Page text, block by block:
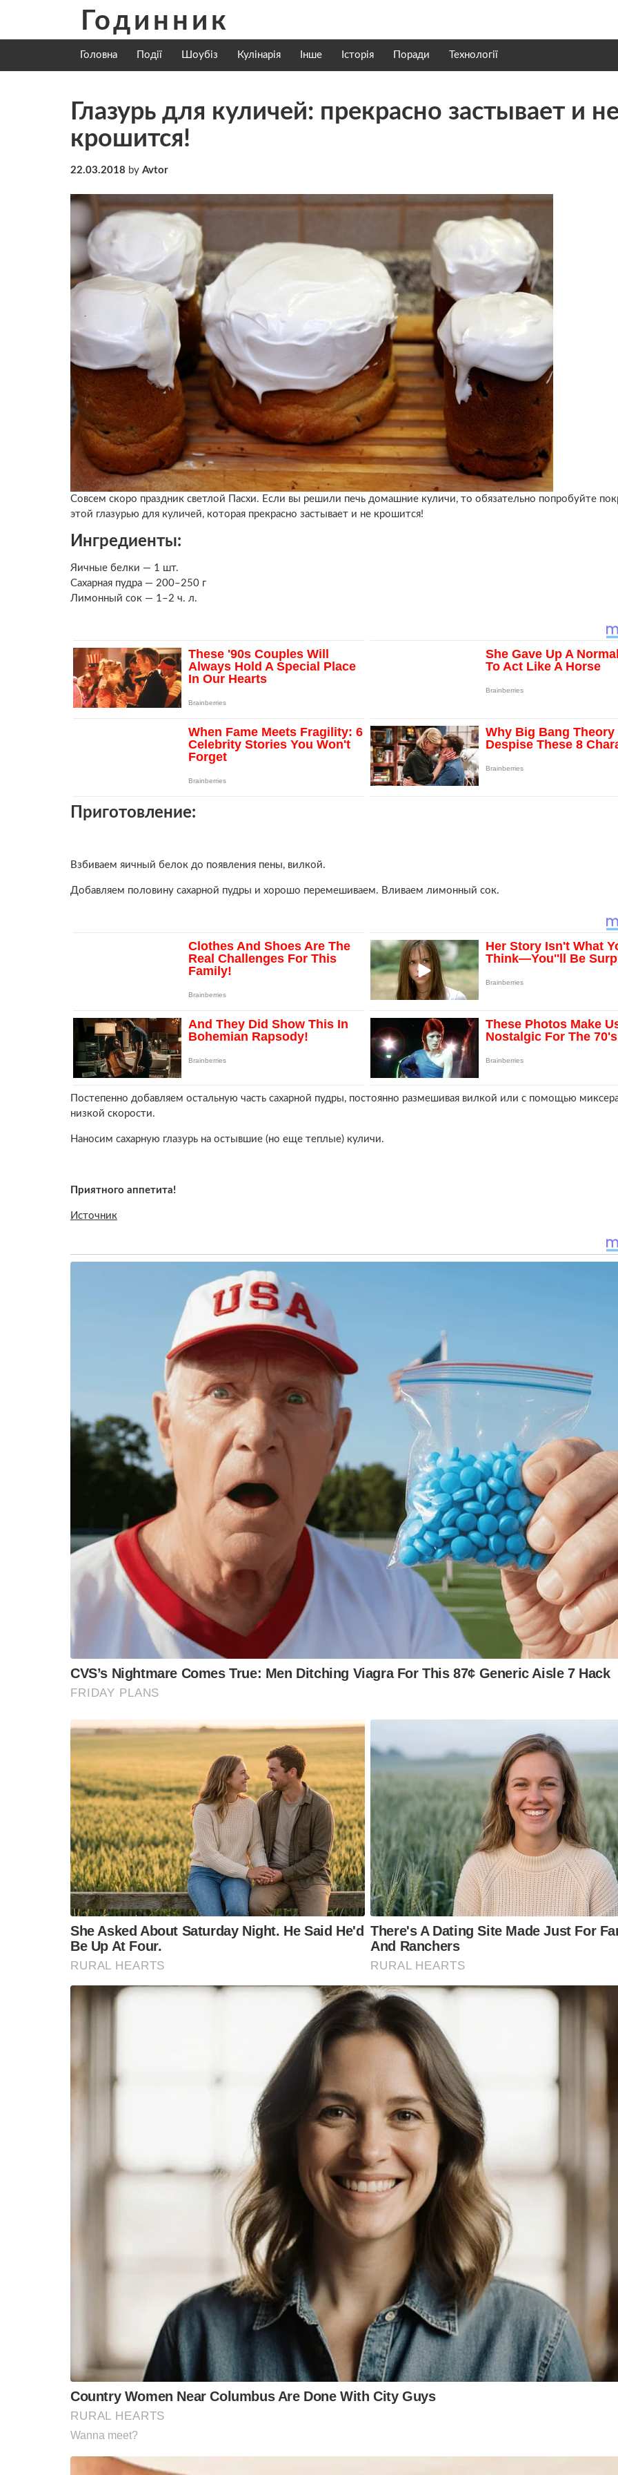
content
Годинник
Головна Події Шоубіз Кулінарія Інше Історія Поради Технології
Глазурь для куличей: прекрасно застывает и
крошится!
22.03.2018 by Avtor
Совсем скоро праздник светлой Пасхи. Если вы решили печь домашние куличи, то обязательно попробуйте
этой глазурью для куличей, которая прекрасно застывает и не крошится!
Ингредиенты:
Яичные белки — 1 шт.
Сахарная пудра — 200–250 г
Лимонный сок — 1–2 ч. л.
Приготовление:
Взбиваем яичный белок до появления пены, вилкой.
Добавляем половину сахарной пудры и хорошо перемешиваем. Вливаем лимонный сок.
Постепенно добавляем остальную часть сахарной пудры, постоянно размешивая вилкой или с помощью
низкой скорости.
Наносим сахарную глазурь на остывшие (но еще теплые) куличи.
Приятного аппетита!
Источник